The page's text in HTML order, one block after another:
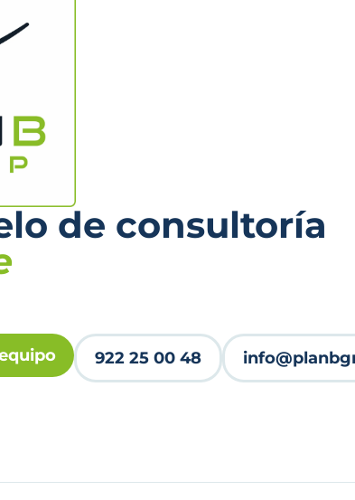
de consultoría
922 25 00 48